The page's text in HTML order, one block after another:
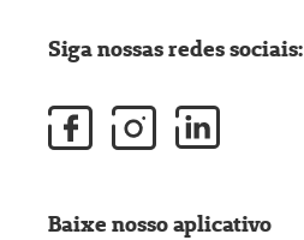
Siga nossas redes sociais:
Baixe nosso aplicativo